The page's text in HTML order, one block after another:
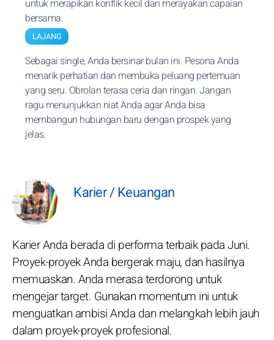
untuk merapikan konflik kecil dan merayakan capaian
bersama.
LAJANG
Sebagai single, Anda bersinar bulan ini. Pesona Anda
menarik perhatian dan membuka peluang pertemuan
yang seru. Obrolan terasa ceria dan ringan. Jangan
ragu menunjukkan niat Anda agar Anda bisa
membangun hubungan baru dengan prospek yang
jelas.
Karier / Keuangan
Karier Anda berada di performa terbaik pada Juni.
Proyek-proyek Anda bergerak maju, dan hasilnya
memuaskan. Anda merasa terdorong untuk
mengejar target. Gunakan momentum ini untuk
menguatkan ambisi Anda dan melangkah lebih jauh
dalam proyek-proyek profesional.